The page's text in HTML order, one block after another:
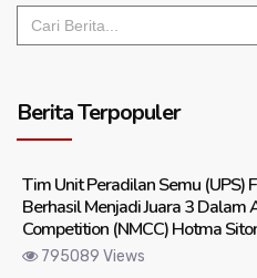
Search
for:
Berita Terpopuler
Tim Unit Peradilan Semu (UPS)
Berhasil Menjadi Juara 3 Dalam
Competition (NMCC) Hotma
795089 Views